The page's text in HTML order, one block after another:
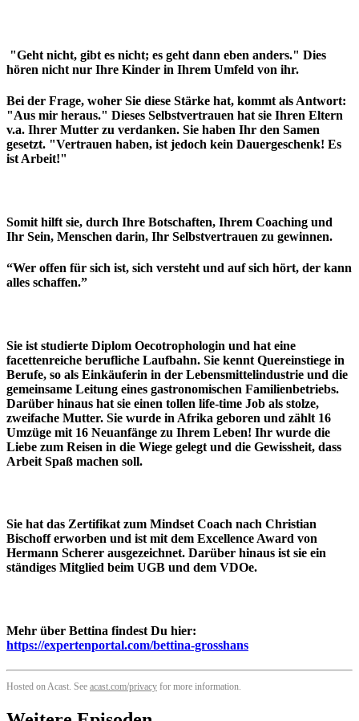
"Geht nicht, gibt es nicht; es geht dann eben anders." Dies
hören nicht nur Ihre Kinder in Ihrem Umfeld von ihr.
Bei der Frage, woher Sie diese Stärke hat, kommt als Antwort:
"Aus mir heraus." Dieses Selbstvertrauen hat sie Ihren Eltern
v.a. Ihrer Mutter zu verdanken. Sie haben Ihr den Samen
gesetzt. "Vertrauen haben, ist jedoch kein Dauergeschenk! Es
ist Arbeit!"
Somit hilft sie, durch Ihre Botschaften, Ihrem Coaching und
Ihr Sein, Menschen darin, Ihr Selbstvertrauen zu gewinnen.
“Wer offen für sich ist, sich versteht und auf sich hört, der kann
alles schaffen.”
Sie ist studierte Diplom Oecotrophologin und hat eine
facettenreiche berufliche Laufbahn. Sie kennt Quereinstiege in
Berufe, so als Einkäuferin in der Lebensmittelindustrie und die
gemeinsame Leitung eines gastronomischen Familienbetriebs.
Darüber hinaus hat sie einen tollen life-time Job als stolze,
zweifache Mutter. Sie wurde in Afrika geboren und zählt 16
Umzüge mit 16 Neuanfänge zu Ihrem Leben! Ihr wurde die
Liebe zum Reisen in die Wiege gelegt und die Gewissheit, dass
Arbeit Spaß machen soll.
Sie hat das Zertifikat zum Mindset Coach nach Christian
Bischoff erworben und ist mit dem Excellence Award von
Hermann Scherer ausgezeichnet. Darüber hinaus ist sie ein
ständiges Mitglied beim UGB und dem VDOe.
Mehr über Bettina findest Du hier:
https://expertenportal.com/bettina-grosshans
Hosted on Acast. See acast.com/privacy for more information.